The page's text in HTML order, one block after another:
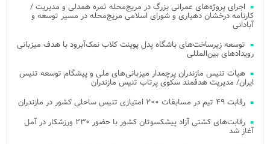
اجرای پروژه‌های عمرانی بزرگ در مریج‌محله ثمره همدلی و مدیریت /
کارنامه درخشان دهیاری و شورای اسلامی مریج‌محله در مسیر توسعه و
آبادانی
توسعه زیرساخت‌های باشگاه پدل پوینت کلاب نمک‌آبرود با هدف میزبانی
رویدادهای بین‌المللی
هیات تنیس مازندران پرچمدار میزبانی‌های ملی و پیشگام توسعه تنیس
ایران/ مدیریت هدفمند سکوی پرتاب تنیس مازندران
رقابت ۴۹ تیم در مسابقات ۲۰۰ امتیازی تنیس ساحلی کشور در مازندران
رقابت‌های کشتی آزاد پیشکسوتان کشور با حضور ۲۳۰ ورزشکار در آمل
آغاز شد